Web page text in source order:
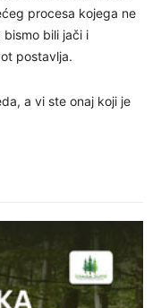
procesa kojega ne
bismo bili jači i
postavlja.
a vi ste onaj koji je